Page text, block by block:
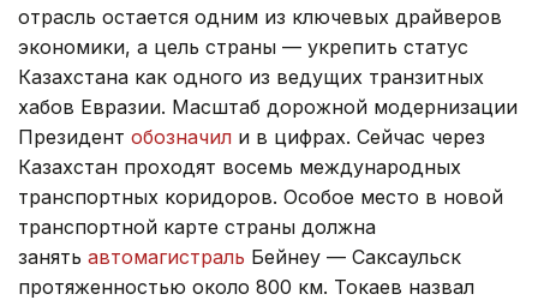
отрасль остается одним из ключевых драйверов
экономики, а цель страны — укрепить статус
Казахстана как одного из ведущих транзитных
хабов Евразии. Масштаб дорожной модернизации
Президент обозначил и в цифрах. Сейчас через
Казахстан проходят восемь международных
транспортных коридоров. Особое место в новой
транспортной карте страны должна
занять автомагистраль Бейнеу — Саксаульск
протяженностью около 800 км. Токаев назвал